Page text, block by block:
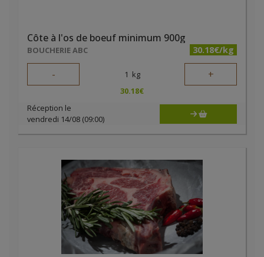
Côte à l'os de boeuf minimum 900g
BOUCHERIE ABC 30.18€/kg
- 1 kg +
30.18€
Réception le
vendredi 14/08 (09:00)